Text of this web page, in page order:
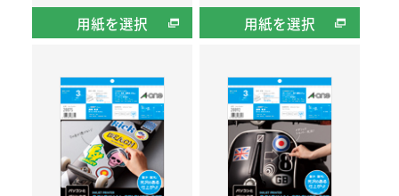
用紙を選択 用紙を選択